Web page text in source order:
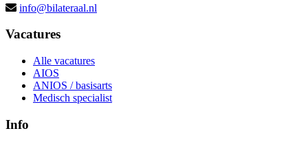
info@bilateraal.nl
Vacatures
Alle vacatures
AIOS
ANIOS / basisarts
Medisch specialist
Info